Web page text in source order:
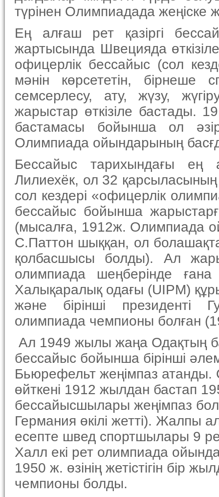
түрінен Олимпиадада жеңіске
Ең алғаш рет қазіргі
жартысында Швецияда
офицерлік бессайыс (сол
мәнін көрсететін, бірнеше
семсерлесу, ату, жүзу,
жарыстар өткізіле бастады.
бастамасы бойынша ол
Олимпиада ойындарының
Бессайыс тарихындағы
Лилиехёк, ол 32
сол кездері «офицерлік
бессайыс бойынша
(мысалға, 1912ж. Олимпиада
С.Паттон шыққан, ол
қолбасшысы болды). Ал
олимпиада шеңберінде ғана
Халықаралық одағы (UIPM)
және бірінші президенті
олимпиада чемпионы болған
Ал 1949 жылы жаңа Одақтың
бессайыс бойынша бірінші
Бьюрефельт жеңімпаз атанды.
өйткені 1912 жылдан бастап
бессайысшылары жеңімпаз
Германия өкілі жетті). Жалпы
есепте швед спортшылары 9
Халл екі рет олимпиада
1950 ж. өзінің жетістігін бір
чемпионы болды.